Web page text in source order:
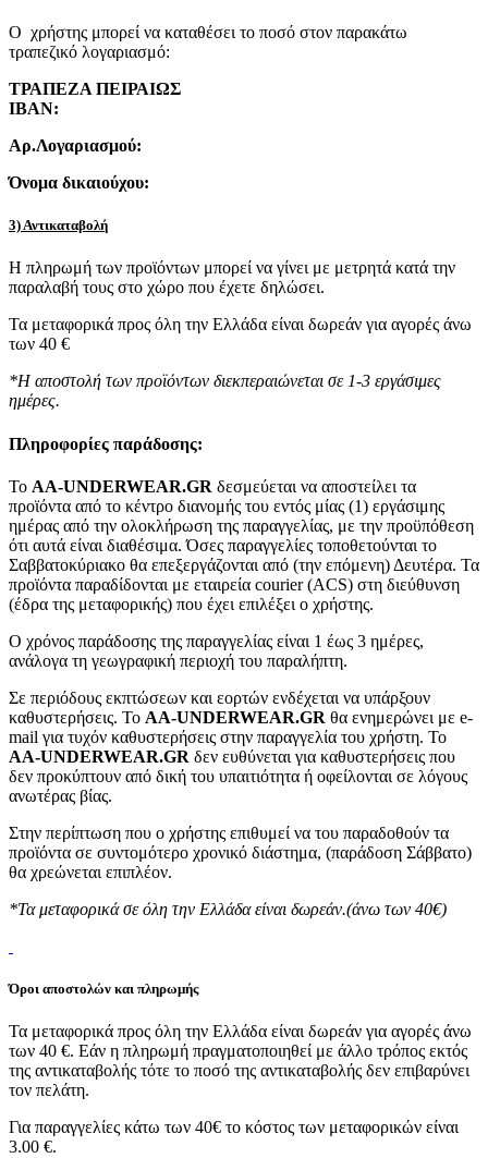
Ο χρήστης μπορεί να καταθέσει το ποσό στον παρακάτω
τραπεζικό λογαριασμό:
ΤΡΑΠΕΖΑ ΠΕΙΡΑΙΩΣ
IBAN:
Αρ.Λογαριασμού:
Όνομα δικαιούχου:
3) Αντικαταβολή
Η πληρωμή των προϊόντων μπορεί να γίνει με μετρητά κατά την
παραλαβή τους στο χώρο που έχετε δηλώσει.
Τα μεταφορικά προς όλη την Ελλάδα είναι δωρεάν για αγορές άνω
των 40 €
*Η αποστολή των προϊόντων διεκπεραιώνεται σε 1-3 εργάσιμες
ημέρες.
Πληροφορίες παράδοσης:
To AA-UNDERWEAR.GR δεσμεύεται να αποστείλει τα
προϊόντα από το κέντρο διανομής του εντός μίας (1) εργάσιμης
ημέρας από την ολοκλήρωση της παραγγελίας, με την προϋπόθεση
ότι αυτά είναι διαθέσιμα. Όσες παραγγελίες τοποθετούνται το
Σαββατοκύριακο θα επεξεργάζονται από (την επόμενη) Δευτέρα. Τα
προϊόντα παραδίδονται με εταιρεία courier (ACS) στη διεύθυνση
(έδρα της μεταφορικής) που έχει επιλέξει ο χρήστης.
Ο χρόνος παράδοσης της παραγγελίας είναι 1 έως 3 ημέρες,
ανάλογα τη γεωγραφική περιοχή του παραλήπτη.
Σε περιόδους εκπτώσεων και εορτών ενδέχεται να υπάρξουν
καθυστερήσεις. Το AA-UNDERWEAR.GR θα ενημερώνει με e-
mail για τυχόν καθυστερήσεις στην παραγγελία του χρήστη. Το
AA-UNDERWEAR.GR δεν ευθύνεται για καθυστερήσεις που
δεν προκύπτουν από δική του υπαιτιότητα ή οφείλονται σε λόγους
ανωτέρας βίας.
Στην περίπτωση που ο χρήστης επιθυμεί να του παραδοθούν τα
προϊόντα σε συντομότερο χρονικό διάστημα, (παράδοση Σάββατο)
θα χρεώνεται επιπλέον.
*Τα μεταφορικά σε όλη την Ελλάδα είναι δωρεάν.(άνω των 40€)
Όροι αποστολών και πληρωμής
Τα μεταφορικά προς όλη την Ελλάδα είναι δωρεάν για αγορές άνω
των 40 €. Εάν η πληρωμή πραγματοποιηθεί με άλλο τρόπος εκτός
της αντικαταβολής τότε το ποσό της αντικαταβολής δεν επιβαρύνει
τον πελάτη.
Για παραγγελίες κάτω των 40€ το κόστος των μεταφορικών είναι
3.00 €.